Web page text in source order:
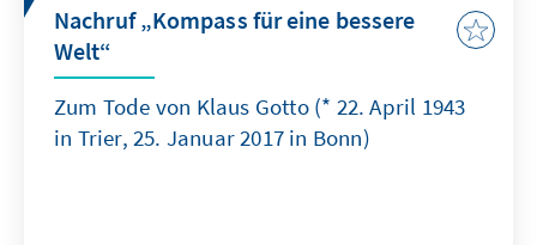
Nachruf „Kompass für eine bessere
Welt“
Zum Tode von Klaus Gotto (* 22. April 1943
in Trier, 25. Januar 2017 in Bonn)